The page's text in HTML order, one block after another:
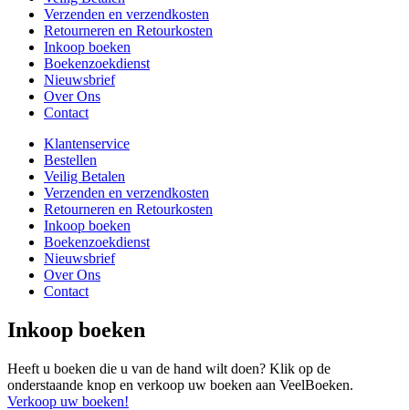
Verzenden en verzendkosten
Retourneren en Retourkosten
Inkoop boeken
Boekenzoekdienst
Nieuwsbrief
Over Ons
Contact
Klantenservice
Bestellen
Veilig Betalen
Verzenden en verzendkosten
Retourneren en Retourkosten
Inkoop boeken
Boekenzoekdienst
Nieuwsbrief
Over Ons
Contact
Inkoop boeken
Heeft u boeken die u van de hand wilt doen? Klik op de
onderstaande knop en verkoop uw boeken aan VeelBoeken.
Verkoop uw boeken!